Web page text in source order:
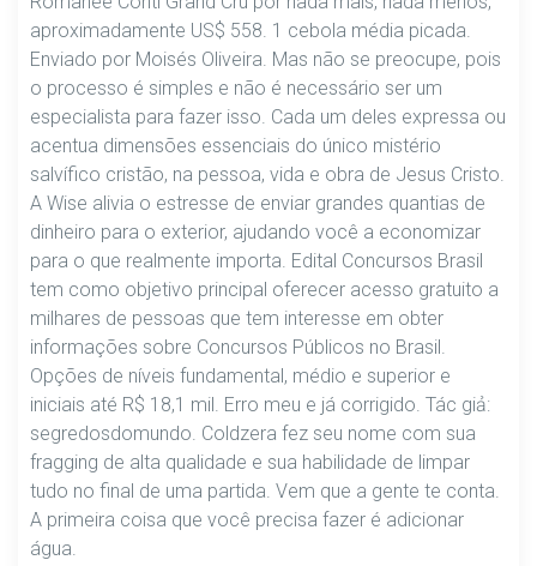
aproximadamente US$ 558. 1 cebola média picada.
Enviado por Moisés Oliveira. Mas não se preocupe, pois
o processo é simples e não é necessário ser um
especialista para fazer isso. Cada um deles expressa ou
acentua dimensões essenciais do único mistério
salvífico cristão, na pessoa, vida e obra de Jesus Cristo.
A Wise alivia o estresse de enviar grandes quantias de
dinheiro para o exterior, ajudando você a economizar
para o que realmente importa. Edital Concursos Brasil
tem como objetivo principal oferecer acesso gratuito a
milhares de pessoas que tem interesse em obter
informações sobre Concursos Públicos no Brasil.
Opções de níveis fundamental, médio e superior e
iniciais até R$ 18,1 mil. Erro meu e já corrigido. Tác giả:
segredosdomundo. Coldzera fez seu nome com sua
fragging de alta qualidade e sua habilidade de limpar
tudo no final de uma partida. Vem que a gente te conta.
A primeira coisa que você precisa fazer é adicionar
água.